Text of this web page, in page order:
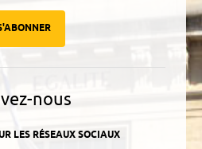
nous
LES RÉSEAUX SOCIAUX